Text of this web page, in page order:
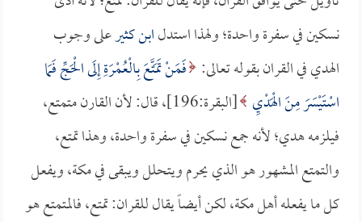
نسكين في سفرة واحدة؛ ولهذا استدلابن كثيرعلى وجوب
الهدي في القران بقوله تعالى: فَمَنْ تَمَتَّعَ بِالْعُمْرَةِ إِلَى الْحَجِّ فَمَا
اسْتَيْسَرَ مِنَ الْهَدْيِ
[البقرة:196]، قال: لأن القارن متمتع،
فيلزمه هدي؛ لأنه جمع نسكين في سفرة واحدة، وهذا تمتع،
والتمتع المشهور هو الذي يحرم ويتحلل ويبقى في مكة، ويفعل
كل ما يفعله أهل مكة، لكن أيضاً يقال للقران: تمتع، فالمتمتع هو